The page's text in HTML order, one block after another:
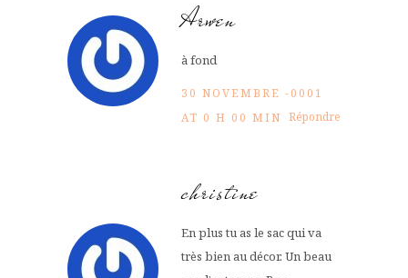
Arwen
à fond
30 NOVEMBRE -0001
AT 0 H 00 MIN Répondre
christine
En plus tu as le sac qui va
très bien au décor. Un beau